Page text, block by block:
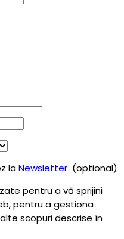
laNewsletter (optional)
pentru a vă sprijini
pentru a gestiona
scopuri descrise în